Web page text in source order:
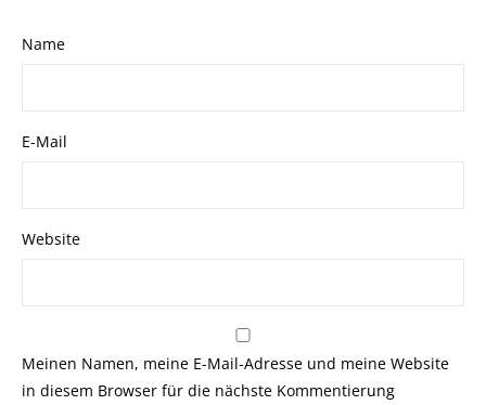
Name
E-Mail
Website
Meinen Namen, meine E-Mail-Adresse und meine Website
in diesem Browser für die nächste Kommentierung